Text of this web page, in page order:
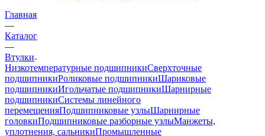
Главная
—
Каталог
—
Втулки
Низкотемпературные подшипникиСверхточные
подшипникиРоликовые подшипникиШариковые
подшипникиИгольчатые подшипникиШарнирные
подшипникиСистемы линейного
перемещенияПодшипниковые узлыШарнирные
головкиПодшипниковые разборные узлыМанжеты,
уплотнения, сальникиПромышленные